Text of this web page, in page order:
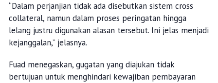
“Dalam perjanjian tidak ada disebutkan sistem cross
collateral, namun dalam proses peringatan hingga
lelang justru digunakan alasan tersebut. Ini jelas menjadi
kejanggalan,” jelasnya.
Fuad menegaskan, gugatan yang diajukan tidak
bertujuan untuk menghindari kewajiban pembayaran